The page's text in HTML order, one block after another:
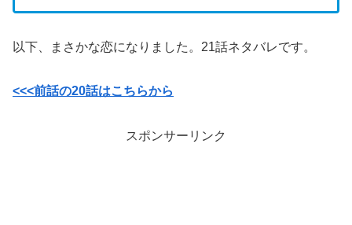
以下、まさかな恋になりました。21話ネタバレです。
<<<前話の20話はこちらから
スポンサーリンク